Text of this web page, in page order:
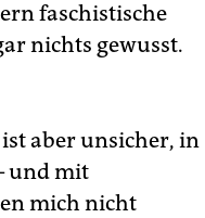
faschistische
nichts gewusst.
aber unsicher, in
und mit
mich nicht